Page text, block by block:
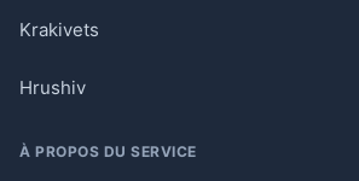
Krakivets
Hrushiv
À PROPOS DU SERVICE